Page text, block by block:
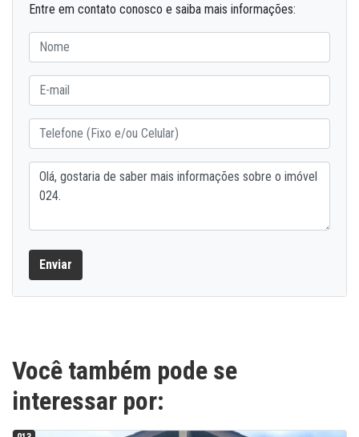
Entre em contato conosco e saiba mais informações:
Enviar
Você também pode se
interessar por: